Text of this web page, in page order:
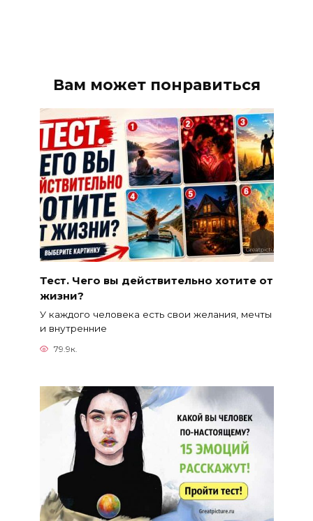
Вам может понравиться
Тест. Чего вы действительно хотите от
жизни?
У каждого человека есть свои желания, мечты
и внутренние
79.9к.